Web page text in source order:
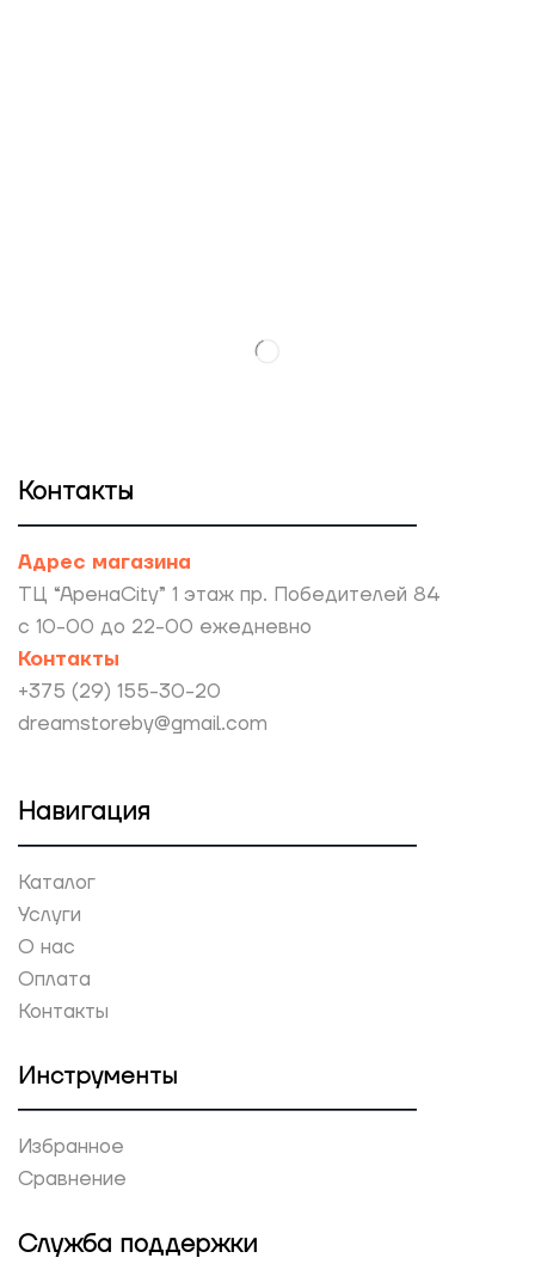
Контакты
Адрес магазина
ТЦ “АренаCity” 1 этаж пр. Победителей 84
с 10-00 до 22-00 ежедневно
Контакты
+375 (29) 155-30-20
dreamstoreby@gmail.com
Навигация
Каталог
Услуги
О нас
Оплата
Контакты
Инструменты
Избранное
Сравнение
Служба поддержки